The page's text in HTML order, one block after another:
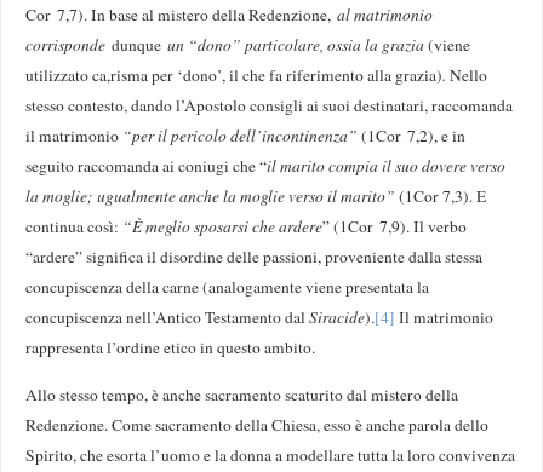
Cor 7,7). In base al mistero della Redenzione,al matrimonio
corrispondedunqueun “dono” particolare, ossia la grazia(viene
utilizzato ca,risma per ‘dono’, il che fa riferimento alla grazia). Nello
stesso contesto, dando l’Apostolo consigli ai suoi destinatari, raccomanda
il matrimonio “per il pericolo dell’incontinenza” (1Cor 7,2), e in
seguito raccomanda ai coniugi che “il marito compia il suo dovere verso
la moglie; ugualmente anche la moglie verso il marito” (1Cor 7,3). E
continua così: “È meglio sposarsi che ardere” (1Cor 7,9). Il verbo
“ardere” significa il disordine delle passioni, proveniente dalla stessa
concupiscenza della carne (analogamente viene presentata la
concupiscenza nell’Antico Testamento dalSiracide).[4] Il matrimonio
rappresenta l’ordine etico in questo ambito.
Allo stesso tempo, è anche sacramento scaturito dal mistero della
Redenzione. Come sacramento della Chiesa, esso è anche parola dello
Spirito, che esorta l’uomo e la donna a modellare tutta la loro convivenza